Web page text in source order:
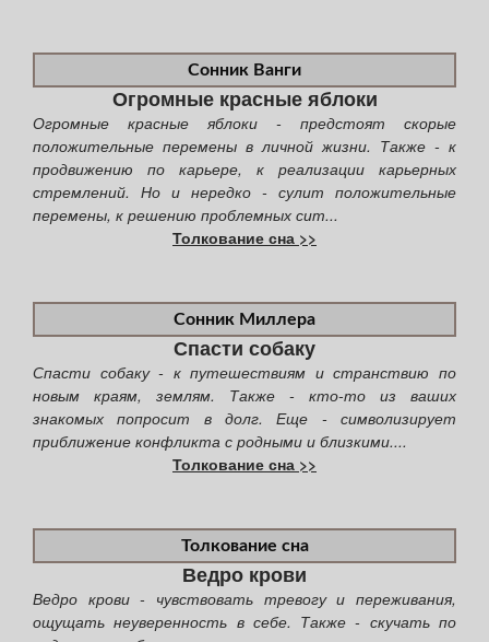
Сонник Ванги
Огромные красные яблоки
Огромные красные яблоки - предстоят скорые
положительные перемены в личной жизни. Также - к
продвижению по карьере, к реализации карьерных
стремлений. Но и нередко - сулит положительные
перемены, к решению проблемных сит...
Толкование сна >>
Сонник Миллера
Спасти собаку
Спасти собаку - к путешествиям и странствию по
новым краям, землям. Также - кто-то из ваших
знакомых попросит в долг. Еще - символизирует
приближение конфликта с родными и близкими....
Толкование сна >>
Толкование сна
Ведро крови
Ведро крови - чувствовать тревогу и переживания,
ощущать неуверенность в себе. Также - скучать по